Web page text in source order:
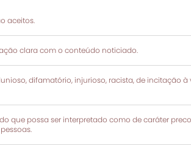
aceitos.
clara com o conteúdo noticiado.
difamatório, injurioso, racista, de incitação
que possa ser interpretado como de caráter